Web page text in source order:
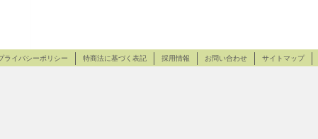
キ
ライバシーポリシー 特商法に基づく表記 採用情報 お問い合わせ サイトマップ